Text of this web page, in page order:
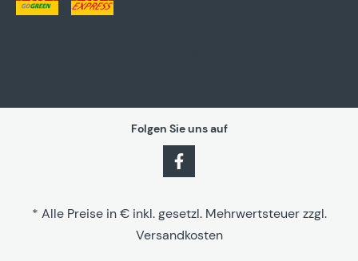
Folgen Sie uns auf
* Alle Preise in € inkl. gesetzl. Mehrwertsteuer zzgl.
Versandkosten